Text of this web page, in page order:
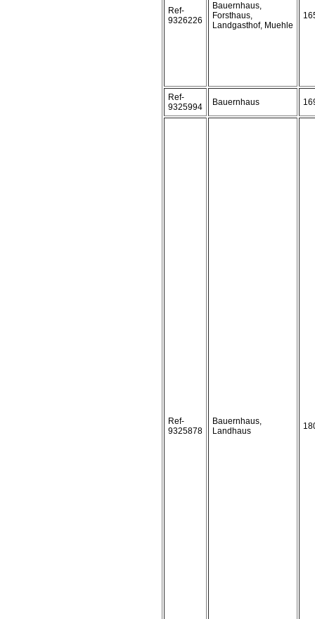
Ref-
9326226
Bauernhaus,
Forsthaus,
Landgasthof, Muehle
Ref-
9325994
Bauernhaus
Ref-
9325878
Bauernhaus,
Landhaus